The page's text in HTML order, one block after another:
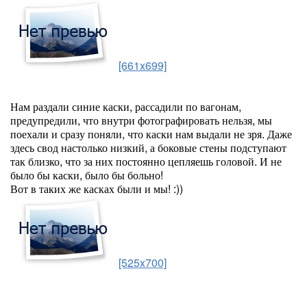
[661x699]
Нам раздали синие каски, рассадили по вагонам,
предупредили, что внутри фотографировать нельзя, мы
поехали и сразу поняли, что каски нам выдали не зря. Даже
здесь свод настолько низкий, а боковые стены подступают
так близко, что за них постоянно цепляешь головой. И не
было бы каски, было бы больно!
Вот в таких же касках были и мы! :))
[525x700]